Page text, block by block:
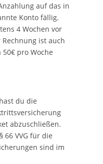
auf das in
Konto fällig.
4 Wochen vor
ist auch
pro Woche
du die
abzuschließen.
66 VVG für die
sind im